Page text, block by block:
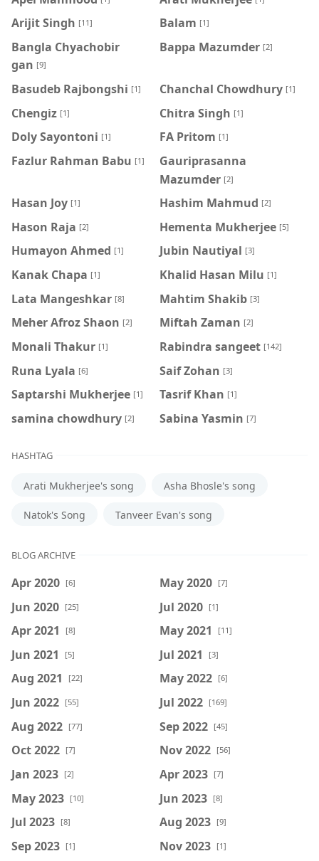
Arijit Singh [11] Balam [1]
Bangla Chyachobir
gan [9]
Bappa Mazumder [2]
Basudeb Rajbongshi [1] Chanchal Chowdhury [1]
Chengiz [1] Chitra Singh [1]
Doly Sayontoni [1] FA Pritom [1]
Fazlur Rahman Babu [1]
Gauriprasanna
Mazumder [2]
Hasan Joy [1] Hashim Mahmud [2]
Hason Raja [2] Hementa Mukherjee [5]
Humayon Ahmed [1] Jubin Nautiyal [3]
Kanak Chapa [1] Khalid Hasan Milu [1]
Lata Mangeshkar [8] Mahtim Shakib [3]
Meher Afroz Shaon [2] Miftah Zaman [2]
Monali Thakur [1] Rabindra sangeet [142]
Runa Lyala [6] Saif Zohan [3]
Saptarshi Mukherjee [1] Tasrif Khan [1]
samina chowdhury [2] ‍Sabina Yasmin [7]
HASHTAG
Arati Mukherjee's song Asha Bhosle's song
Natok's Song Tanveer Evan's song
BLOG ARCHIVE
Apr 2020 [6] May 2020 [7]
Jun 2020 [25] Jul 2020 [1]
Apr 2021 [8] May 2021 [11]
Jun 2021 [5] Jul 2021 [3]
Aug 2021 [22] May 2022 [6]
Jun 2022 [55] Jul 2022 [169]
Aug 2022 [77] Sep 2022 [45]
Oct 2022 [7] Nov 2022 [56]
Jan 2023 [2] Apr 2023 [7]
May 2023 [10] Jun 2023 [8]
Jul 2023 [8] Aug 2023 [9]
Sep 2023 [1] Nov 2023 [1]